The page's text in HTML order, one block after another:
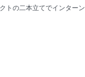
トの二本立てでインターン